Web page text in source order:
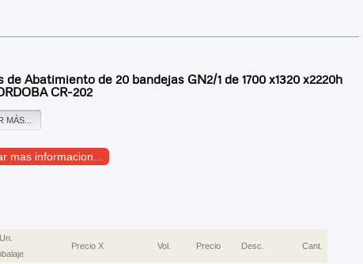
de Abatimiento de 20 bandejas GN2/1 de 1700 x1320 x2220h
CR-202
MÁS...
mas informacion...
Un.
Precio X Vol. Precio Desc. Cant.